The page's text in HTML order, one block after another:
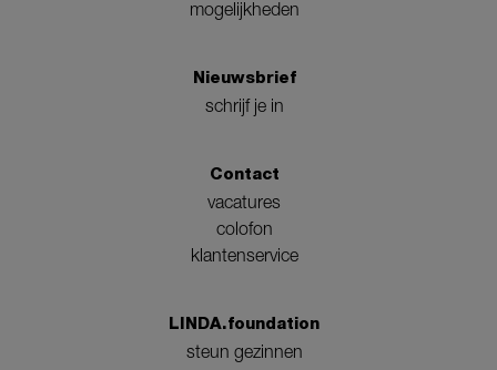
mogelijkheden
Nieuwsbrief
schrijf je in
Contact
vacatures
colofon
klantenservice
LINDA.foundation
steun gezinnen